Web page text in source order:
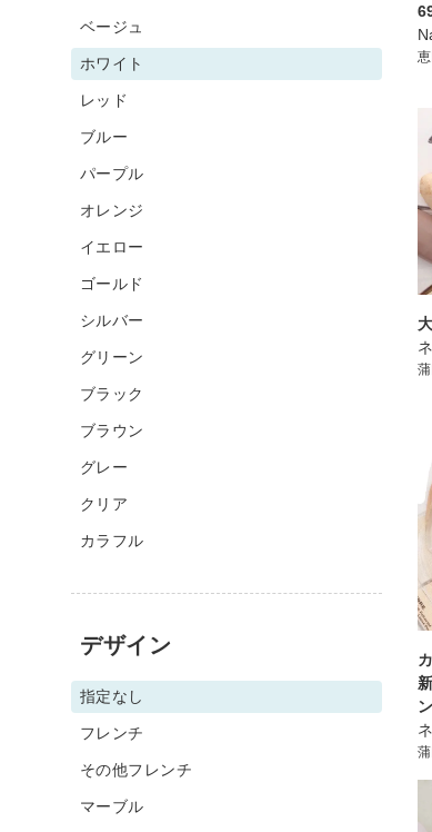
ベージュ
ホワイト
レッド
ブルー
パープル
オレンジ
イエロー
ゴールド
シルバー
グリーン
ブラック
ブラウン
グレー
クリア
カラフル
デザイン
指定なし
フレンチ
その他フレンチ
マーブル